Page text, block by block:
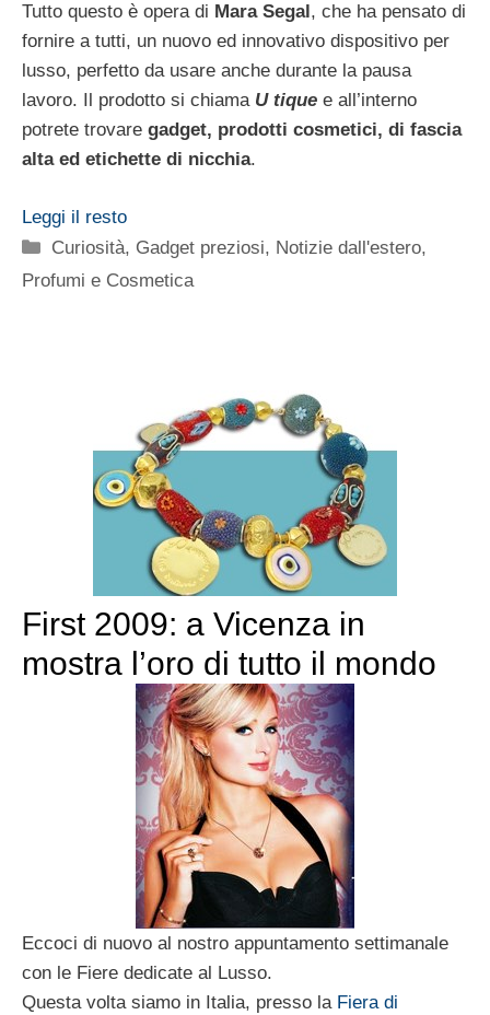
Tutto questo è opera di Mara Segal , che ha pensato di
fornire a tutti, un nuovo ed innovativo dispositivo per
lusso, perfetto da usare anche durante la pausa
lavoro. Il prodotto si chiama U tique e all’interno
potrete trovare gadget, prodotti cosmetici, di fascia
alta ed etichette di nicchia.
Leggi il resto
Categorie
Curiosità, Gadget preziosi, Notizie dall'estero,
Profumi e Cosmetica
First 2009: a Vicenza in
mostra l’oro di tutto il mondo
Eccoci di nuovo al nostro appuntamento settimanale
con le Fiere dedicate al Lusso.
Questa volta siamo in Italia, presso la Fiera di